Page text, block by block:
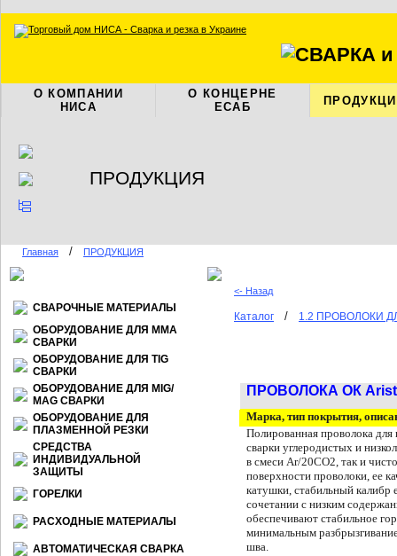
О КОМПАНИИ
НИСА
О КОНЦЕРНЕ
ЕСАБ
ПРОДУКЦИЯ
Главная / ПРОДУКЦИЯ
СВАРОЧНЫЕ МАТЕРИАЛЫ
ОБОРУДОВАНИЕ ДЛЯ ММА
СВАРКИ
ОБОРУДОВАНИЕ ДЛЯ TIG
СВАРКИ
ОБОРУДОВАНИЕ ДЛЯ МIG/
МАG СВАРКИ
ОБОРУДОВАНИЕ ДЛЯ
ПЛАЗМЕННОЙ РЕЗКИ
СРЕДСТВА
ИНДИВИДУАЛЬНОЙ
ЗАЩИТЫ
ГОРЕЛКИ
РАСХОДНЫЕ МАТЕРИАЛЫ
АВТОМАТИЧЕСКАЯ СВАРКА
<- Назад
Каталог / 1.2 ПРОВОЛОКИ
ПРОВОЛОКА ОК
Марка, тип покрытия,
Полированная проволока для
сварки углеродистых и
в смеси Ar/20CO2, так и
поверхности проволоки, ее
катушки, стабильный калибр
сочетании с низким
обеспечивают стабильное
минимальным
шва.